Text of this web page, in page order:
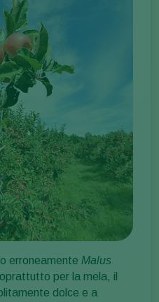
erroneamente Malus
per la mela, il
dolce e a